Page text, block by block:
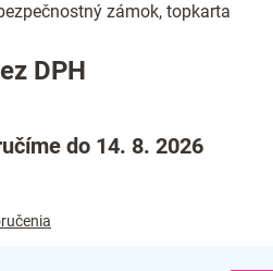
zámok, topkarta
DPH
do 14. 8. 2026